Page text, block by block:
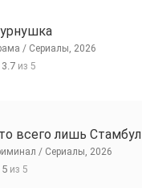
/ Сериалы, 2026
из 5
всего лишь Стамбул
/ Сериалы, 2026
из 5